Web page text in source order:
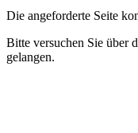
Die angeforderte Seite
Bitte versuchen Sie über
gelangen.